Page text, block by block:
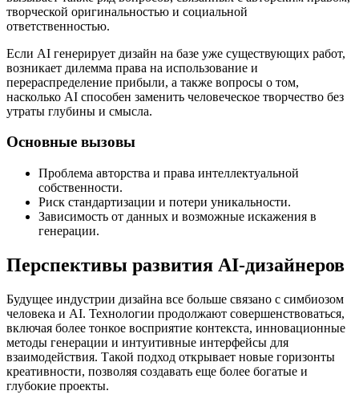
творческой оригинальностью и социальной
ответственностью.
Если AI генерирует дизайн на базе уже существующих работ,
возникает дилемма права на использование и
перераспределение прибыли, а также вопросы о том,
насколько AI способен заменить человеческое творчество без
утраты глубины и смысла.
Основные вызовы
Проблема авторства и права интеллектуальной
собственности.
Риск стандартизации и потери уникальности.
Зависимость от данных и возможные искажения в
генерации.
Перспективы развития AI-дизайнеров
Будущее индустрии дизайна все больше связано с симбиозом
человека и AI. Технологии продолжают совершенствоваться,
включая более тонкое восприятие контекста, инновационные
методы генерации и интуитивные интерфейсы для
взаимодействия. Такой подход открывает новые горизонты
креативности, позволяя создавать еще более богатые и
глубокие проекты.